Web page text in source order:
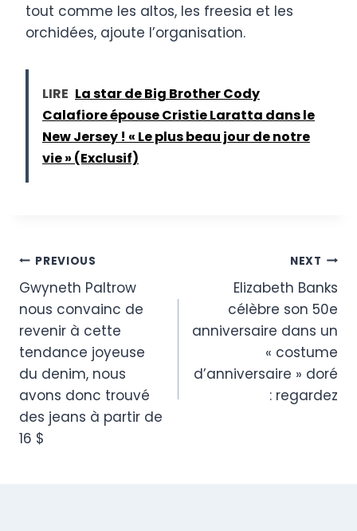
tout comme les altos, les freesia et les
orchidées, ajoute l’organisation.
LIRE La star de Big Brother Cody
Calafiore épouse Cristie Laratta dans le
New Jersey ! « Le plus beau jour de notre
vie » (Exclusif)
Post
navigation
PREVIOUS
Gwyneth Paltrow
nous convainc de
revenir à cette
tendance joyeuse
du denim, nous
avons donc trouvé
des jeans à partir de
16 $
NEXT
Elizabeth Banks
célèbre son 50e
anniversaire dans un
« costume
d’anniversaire » doré
: regardez